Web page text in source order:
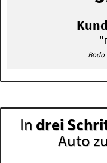
"
Bodo
In drei
Auto